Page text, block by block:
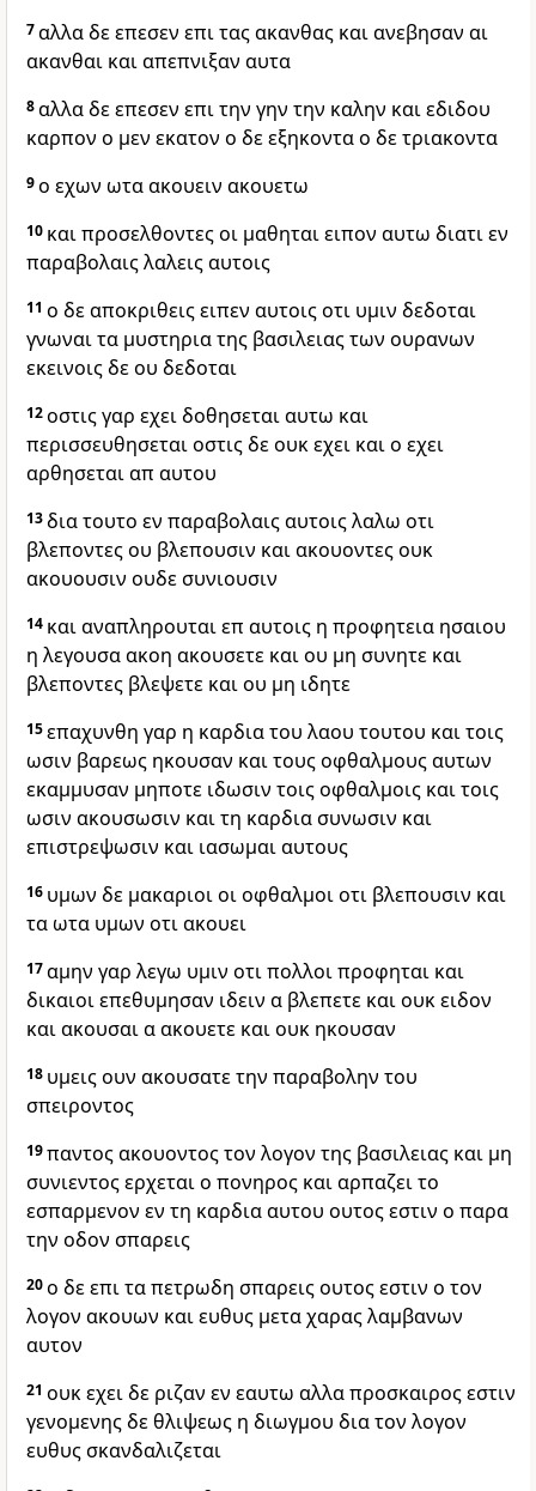
7αλλα δε επεσεν επι τας ακανθας και ανεβησαν αι
ακανθαι και απεπνιξαν αυτα
8αλλα δε επεσεν επι την γην την καλην και εδιδου
καρπον ο μεν εκατον ο δε εξηκοντα ο δε τριακοντα
9ο εχων ωτα ακουειν ακουετω
10 και προσελθοντες οι μαθηται ειπον αυτω διατι εν
παραβολαις λαλεις αυτοις
11 ο δε αποκριθεις ειπεν αυτοις οτι υμιν δεδοται
γνωναι τα μυστηρια της βασιλειας των ουρανων
εκεινοις δε ου δεδοται
12οστις γαρ εχει δοθησεται αυτω και
περισσευθησεται οστις δε ουκ εχει και ο εχει
αρθησεται απ αυτου
13δια τουτο εν παραβολαις αυτοις λαλω οτι
βλεποντες ου βλεπουσιν και ακουοντες ουκ
ακουουσιν ουδε συνιουσιν
14 και αναπληρουται επ αυτοις η προφητεια ησαιου
η λεγουσα ακοη ακουσετε και ου μη συνητε και
βλεποντες βλεψετε και ου μη ιδητε
15επαχυνθη γαρ η καρδια του λαου τουτου και τοις
ωσιν βαρεως ηκουσαν και τους οφθαλμους αυτων
εκαμμυσαν μηποτε ιδωσιν τοις οφθαλμοις και τοις
ωσιν ακουσωσιν και τη καρδια συνωσιν και
επιστρεψωσιν και ιασωμαι αυτους
16 υμων δε μακαριοι οι οφθαλμοι οτι βλεπουσιν και
τα ωτα υμων οτι ακουει
17αμην γαρ λεγω υμιν οτι πολλοι προφηται και
δικαιοι επεθυμησαν ιδειν α βλεπετε και ουκ ειδον
και ακουσαι α ακουετε και ουκ ηκουσαν
18 υμεις ουν ακουσατε την παραβολην του
σπειροντος
19παντος ακουοντος τον λογον της βασιλειας και μη
συνιεντος ερχεται ο πονηρος και αρπαζει το
εσπαρμενον εν τη καρδια αυτου ουτος εστιν ο παρα
την οδον σπαρεις
20ο δε επι τα πετρωδη σπαρεις ουτος εστιν ο τον
λογον ακουων και ευθυς μετα χαρας λαμβανων
αυτον
21 ουκ εχει δε ριζαν εν εαυτω αλλα προσκαιρος εστιν
γενομενης δε θλιψεως η διωγμου δια τον λογον
ευθυς σκανδαλιζεται